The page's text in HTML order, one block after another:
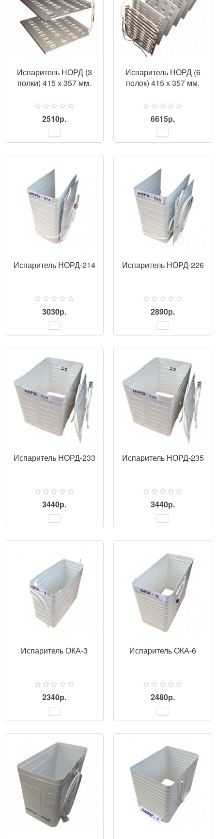
Испаритель НОРД (3
полки) 415 x 357 мм.
2510р.
Испаритель НОРД (6
полок) 415 x 357 мм.
6615р.
Испаритель НОРД-214
3030р.
Испаритель НОРД-226
2890р.
Испаритель НОРД-233
3440р.
Испаритель НОРД-235
3440р.
Испаритель ОКА-3
2340р.
Испаритель ОКА-6
2480р.